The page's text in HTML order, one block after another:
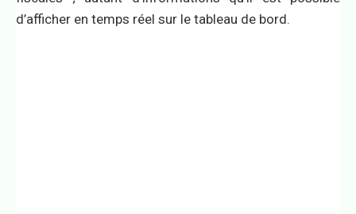
d’afficher en temps réel sur le tableau de bord.